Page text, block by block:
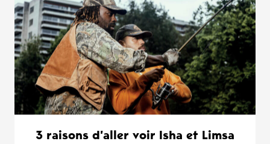
3 raisons d’aller voir Isha et Limsa